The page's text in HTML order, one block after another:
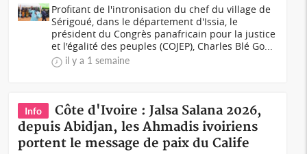
Profitant de l'intronisation du chef du village de
Sérigoué, dans le département d'Issia, le
président du Congrès panafricain pour la justice
et l'égalité des peuples (COJEP), Charles Blé Go...
il y a 1 semaine
Info
Côte d'Ivoire : Jalsa Salana 2026,
depuis Abidjan, les Ahmadis ivoiriens
portent le message de paix du Calife